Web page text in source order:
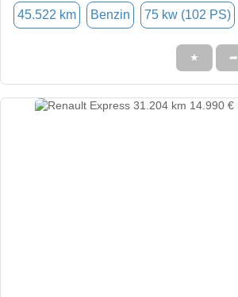
45.522 km Benzin 75 kw (102 PS)
★ ➦